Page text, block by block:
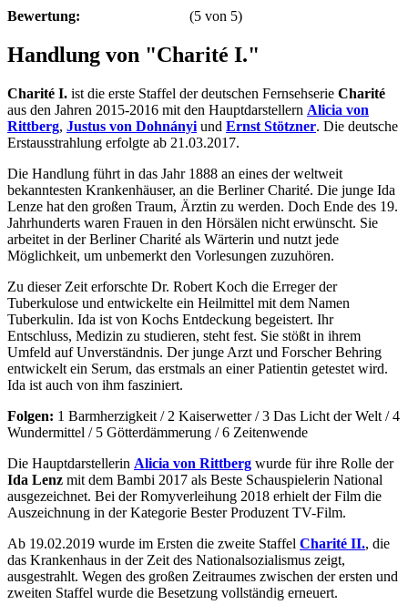
Bewertung: (5 von 5)
Handlung von "Charité I."
Charité I. ist die erste Staffel der deutschen Fernsehserie Charité
aus den Jahren 2015-2016 mit den Hauptdarstellern Alicia von
Rittberg, Justus von Dohnányi und Ernst Stötzner. Die deutsche
Erstausstrahlung erfolgte ab 21.03.2017.
Die Handlung führt in das Jahr 1888 an eines der weltweit
bekanntesten Krankenhäuser, an die Berliner Charité. Die junge Ida
Lenze hat den großen Traum, Ärztin zu werden. Doch Ende des 19.
Jahrhunderts waren Frauen in den Hörsälen nicht erwünscht. Sie
arbeitet in der Berliner Charité als Wärterin und nutzt jede
Möglichkeit, um unbemerkt den Vorlesungen zuzuhören.
Zu dieser Zeit erforschte Dr. Robert Koch die Erreger der
Tuberkulose und entwickelte ein Heilmittel mit dem Namen
Tuberkulin. Ida ist von Kochs Entdeckung begeistert. Ihr
Entschluss, Medizin zu studieren, steht fest. Sie stößt in ihrem
Umfeld auf Unverständnis. Der junge Arzt und Forscher Behring
entwickelt ein Serum, das erstmals an einer Patientin getestet wird.
Ida ist auch von ihm fasziniert.
Folgen: 1 Barmherzigkeit / 2 Kaiserwetter / 3 Das Licht der Welt / 4
Wundermittel / 5 Götterdämmerung / 6 Zeitenwende
Die Hauptdarstellerin Alicia von Rittberg wurde für ihre Rolle der
Ida Lenz mit dem Bambi 2017 als Beste Schauspielerin National
ausgezeichnet. Bei der Romyverleihung 2018 erhielt der Film die
Auszeichnung in der Kategorie Bester Produzent TV-Film.
Ab 19.02.2019 wurde im Ersten die zweite Staffel Charité II., die
das Krankenhaus in der Zeit des Nationalsozialismus zeigt,
ausgestrahlt. Wegen des großen Zeitraumes zwischen der ersten und
zweiten Staffel wurde die Besetzung vollständig erneuert.